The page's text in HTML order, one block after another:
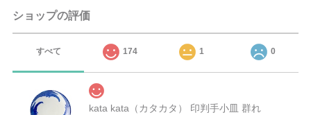
ショップの評価
すべて 174 1 0
kata kata（カタカタ） 印判手小皿 群れ